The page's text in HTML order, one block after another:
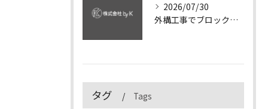
2026/07/30
外構工事でブロック塀を茨城県ひたちなか市で施工・撤去する費用相場と補助金活用術
タグ Tags